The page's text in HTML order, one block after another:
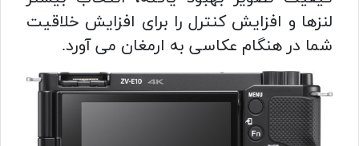
لنزها و افزایش کنترل را برای افزایش خلاقیت
شما در هنگام عکاسی به ارمغان می آورد.